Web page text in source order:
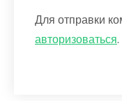
Для отправки
авторизоваться.